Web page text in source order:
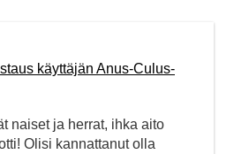
käyttäjän Anus-Culus-
naiset ja herrat, ihka aito
Olisi kannattanut olla